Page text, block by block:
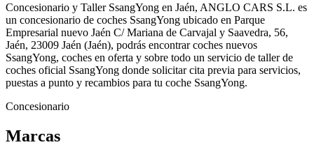
Concesionario y Taller SsangYong en Jaén, ANGLO CARS S.L. es
un concesionario de coches SsangYong ubicado en Parque
Empresarial nuevo Jaén C/ Mariana de Carvajal y Saavedra, 56,
Jaén, 23009 Jaén (Jaén), podrás encontrar coches nuevos
SsangYong, coches en oferta y sobre todo un servicio de taller de
coches oficial SsangYong donde solicitar cita previa para servicios,
puestas a punto y recambios para tu coche SsangYong.
Concesionario
Marcas